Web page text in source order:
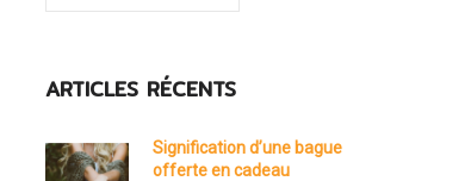
ARTICLES RÉCENTS
Signification d’une bague
offerte en cadeau